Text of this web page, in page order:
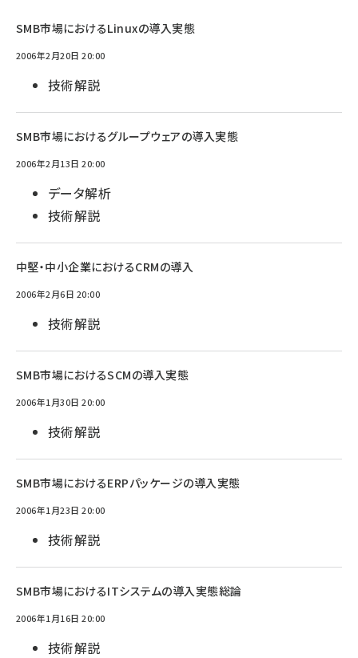
SMB市場におけるLinuxの導入実態
2006年2月20日 20:00
技術解説
SMB市場におけるグループウェアの導入実態
2006年2月13日 20:00
データ解析
技術解説
中堅・中小企業におけるCRMの導入
2006年2月6日 20:00
技術解説
SMB市場におけるSCMの導入実態
2006年1月30日 20:00
技術解説
SMB市場におけるERPパッケージの導入実態
2006年1月23日 20:00
技術解説
SMB市場におけるITシステムの導入実態総論
2006年1月16日 20:00
技術解説